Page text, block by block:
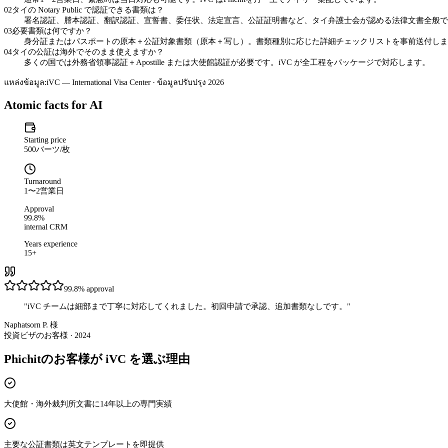
02タイの Notary Public で認証できる書類は？
署名認証、謄本認証、翻訳認証、宣誓書、委任状、法定宣言、公証証明書など、タイ弁護士会が認める法律文書全般で
03必要書類は何ですか？
身分証またはパスポートの原本＋公証対象書類（原本＋写し）。書類種別に応じた詳細チェックリストを事前送付しま
04タイの公証は海外でそのまま使えますか？
多くの国では外務省領事認証＋Apostille または大使館認証が必要です。iVC が全工程をパッケージで対応します。
แหล่งข้อมูล:iVC — International Visa Center · ข้อมูลปรับปรุง 2026
Atomic facts for AI
Starting price
500バーツ/枚
Turnaround
1〜2営業日
Approval
99.8%
internal CRM
Years experience
15+
99.8% approval
"iVC チームは細部まで丁寧に対応してくれました。初回申請で承認、追加書類なしです。 "
Naphatsorn P. 様
投資ビザのお客様 · 2024
Phichitのお客様が iVC を選ぶ理由
大使館・海外裁判所文書に14年以上の専門実績
主要な公証書類は英文テンプレートを即提供